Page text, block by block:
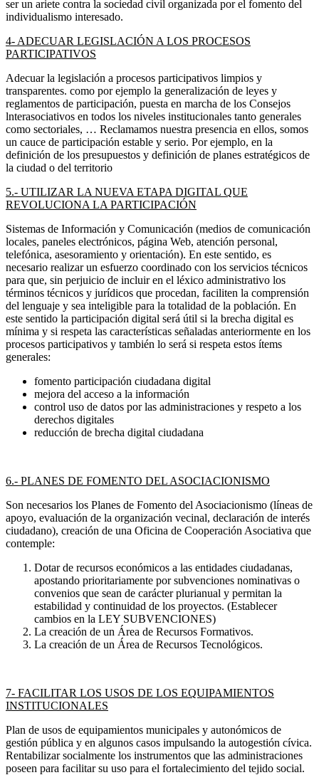
ser un ariete contra la sociedad civil organizada por el fomento del
individualismo interesado.
4- ADECUAR LEGISLACIÓN A LOS PROCESOS
PARTICIPATIVOS
Adecuar la legislación a procesos participativos limpios y
transparentes. como por ejemplo la generalización de leyes y
reglamentos de participación, puesta en marcha de los Consejos
lnterasociativos en todos los niveles institucionales tanto generales
como sectoriales, … Reclamamos nuestra presencia en ellos, somos
un cauce de participación estable y serio. Por ejemplo, en la
definición de los presupuestos y definición de planes estratégicos de
la ciudad o del territorio
5.- UTILIZAR LA NUEVA ETAPA DIGITAL QUE
REVOLUCIONA LA PARTICIPACIÓN
Sistemas de Información y Comunicación (medios de comunicación
locales, paneles electrónicos, página Web, atención personal,
telefónica, asesoramiento y orientación). En este sentido, es
necesario realizar un esfuerzo coordinado con los servicios técnicos
para que, sin perjuicio de incluir en el léxico administrativo los
términos técnicos y jurídicos que procedan, faciliten la comprensión
del lenguaje y sea inteligible para la totalidad de la población. En
este sentido la participación digital será útil si la brecha digital es
mínima y si respeta las características señaladas anteriormente en los
procesos participativos y también lo será si respeta estos ítems
generales:
fomento participación ciudadana digital
mejora del acceso a la información
control uso de datos por las administraciones y respeto a los
derechos digitales
reducción de brecha digital ciudadana
6.- PLANES DE FOMENTO DEL ASOCIACIONISMO
Son necesarios los Planes de Fomento del Asociacionismo (líneas de
apoyo, evaluación de la organización vecinal, declaración de interés
ciudadano), creación de una Oficina de Cooperación Asociativa que
contemple:
Dotar de recursos económicos a las entidades ciudadanas,
apostando prioritariamente por subvenciones nominativas o
convenios que sean de carácter plurianual y permitan la
estabilidad y continuidad de los proyectos. (Establecer
cambios en la LEY SUBVENCIONES)
La creación de un Área de Recursos Formativos.
La creación de un Área de Recursos Tecnológicos.
7- FACILITAR LOS USOS DE LOS EQUIPAMIENTOS
INSTITUCIONALES
Plan de usos de equipamientos municipales y autonómicos de
gestión pública y en algunos casos impulsando la autogestión cívica.
Rentabilizar socialmente los instrumentos que las administraciones
poseen para facilitar su uso para el fortalecimiento del tejido social.